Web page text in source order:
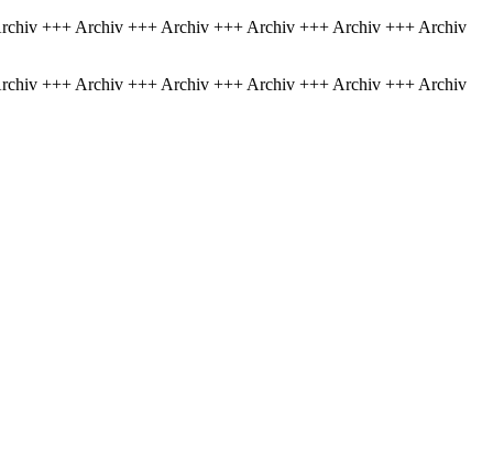
+++ Archiv +++ Archiv +++ Archiv +++ Archiv +++ Archiv
+++ Archiv +++ Archiv +++ Archiv +++ Archiv +++ Archiv